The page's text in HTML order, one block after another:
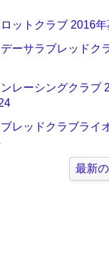
ットクラブ 2016
ーサラブレッドク
レーシングクラブ
レッドクラブライ
最新